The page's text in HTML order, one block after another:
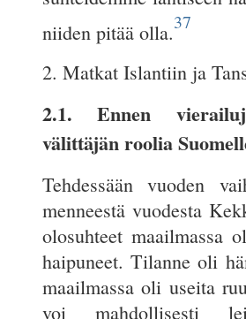
niiden pitää olla.37
2. Matkat Islantiin ja
2.1. Ennen
välittäjän roolia
Tehdessään vuoden
menneestä vuodesta
olosuhteet maailmassa
haipuneet. Tilanne oli
maailmassa oli useita
voi mahdollisesti